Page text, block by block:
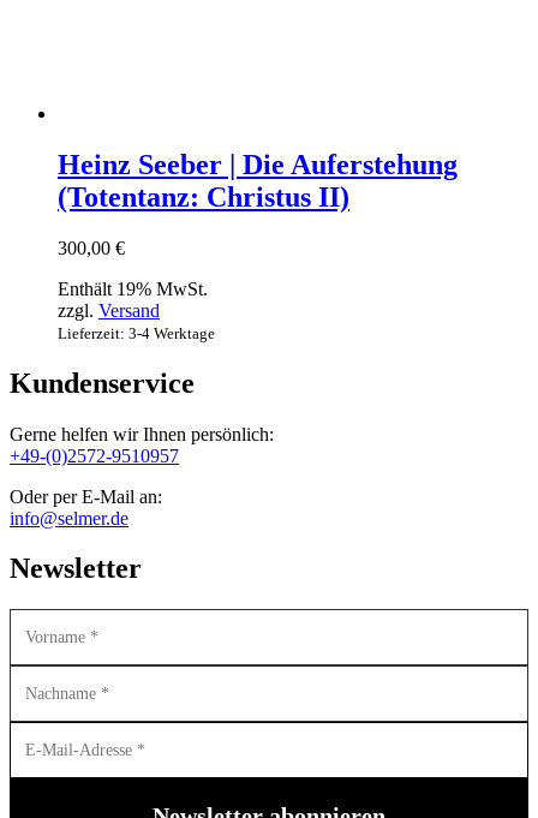
Heinz Seeber | Die Auferstehung
(Totentanz: Christus II)
300,00 €
Enthält 19% MwSt.
zzgl. Versand
Lieferzeit: 3-4 Werktage
Kundenservice
Gerne helfen wir Ihnen persönlich:
+49-(0)2572-9510957
Oder per E-Mail an:
info@selmer.de
Newsletter